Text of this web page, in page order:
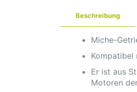
Beschreibung
Miche-
Kompatibel
Er ist aus
Motoren